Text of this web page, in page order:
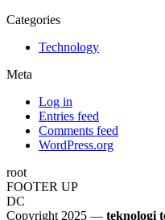
Categories
Technology
Meta
Log in
Entries feed
Comments feed
WordPress.org
root
FOOTER UP
DC
Copyright 2025 — teknologi